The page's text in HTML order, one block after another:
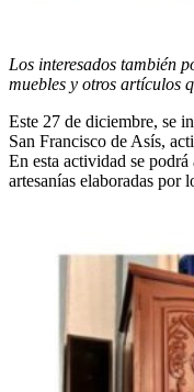
Los interesados también
muebles y otros artículos
Este 27 de diciembre, se
San Francisco de Asís,
En esta actividad se
artesanías elaboradas por